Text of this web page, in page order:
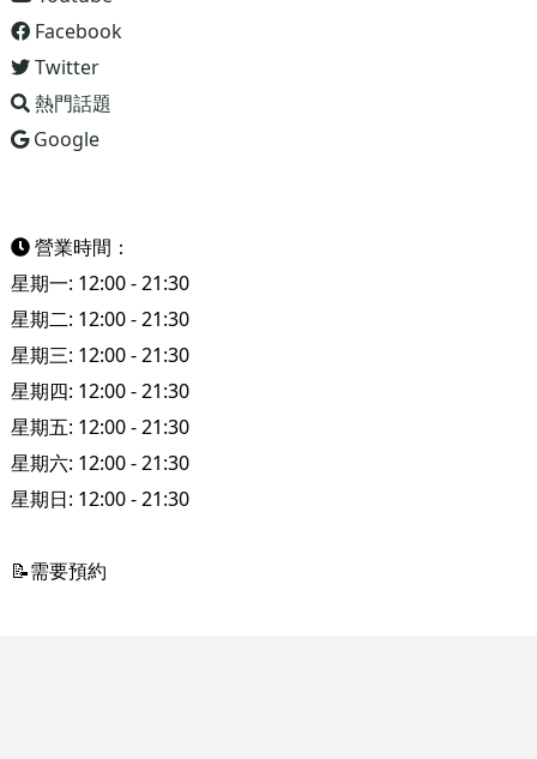
Facebook
Twitter
熱門話題
Google
營業時間：
星期一: 12:00 - 21:30
星期二: 12:00 - 21:30
星期三: 12:00 - 21:30
星期四: 12:00 - 21:30
星期五: 12:00 - 21:30
星期六: 12:00 - 21:30
星期日: 12:00 - 21:30
📝需要預約